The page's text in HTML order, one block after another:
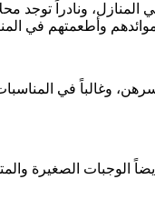
الوجبات